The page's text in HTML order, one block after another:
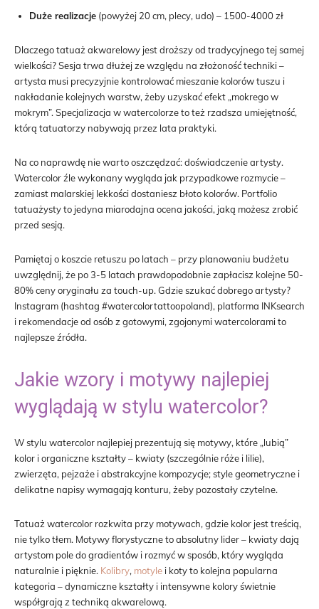
Duże realizacje (powyżej 20 cm, plecy, udo) – 1500-4000 zł
Dlaczego tatuaż akwarelowy jest droższy od tradycyjnego tej samej
wielkości? Sesja trwa dłużej ze względu na złożoność techniki –
artysta musi precyzyjnie kontrolować mieszanie kolorów tuszu i
nakładanie kolejnych warstw, żeby uzyskać efekt „mokrego w
mokrym”. Specjalizacja w watercolorze to też rzadsza umiejętność,
którą tatuatorzy nabywają przez lata praktyki.
Na co naprawdę nie warto oszczędzać: doświadczenie artysty.
Watercolor źle wykonany wygląda jak przypadkowe rozmycie –
zamiast malarskiej lekkości dostaniesz błoto kolorów. Portfolio
tatuażysty to jedyna miarodajna ocena jakości, jaką możesz zrobić
przed sesją.
Pamiętaj o koszcie retuszu po latach – przy planowaniu budżetu
uwzględnij, że po 3-5 latach prawdopodobnie zapłacisz kolejne 50-
80% ceny oryginału za touch-up. Gdzie szukać dobrego artysty?
Instagram (hashtag #watercolortattoopoland), platforma INKsearch
i rekomendacje od osób z gotowymi, zgojonymi watercolorami to
najlepsze źródła.
Jakie wzory i motywy najlepiej
wyglądają w stylu watercolor?
W stylu watercolor najlepiej prezentują się motywy, które „lubią”
kolor i organiczne kształty – kwiaty (szczególnie róże i lilie),
zwierzęta, pejzaże i abstrakcyjne kompozycje; style geometryczne i
delikatne napisy wymagają konturu, żeby pozostały czytelne.
Tatuaż watercolor rozkwita przy motywach, gdzie kolor jest treścią,
nie tylko tłem. Motywy florystyczne to absolutny lider – kwiaty dają
artystom pole do gradientów i rozmyć w sposób, który wygląda
naturalnie i pięknie. Kolibry, motyle i koty to kolejna popularna
kategoria – dynamiczne kształty i intensywne kolory świetnie
współgrają z techniką akwarelową.